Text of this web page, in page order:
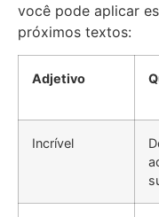
você pode aplicar
próximos textos:
Adjetivo
Incrível